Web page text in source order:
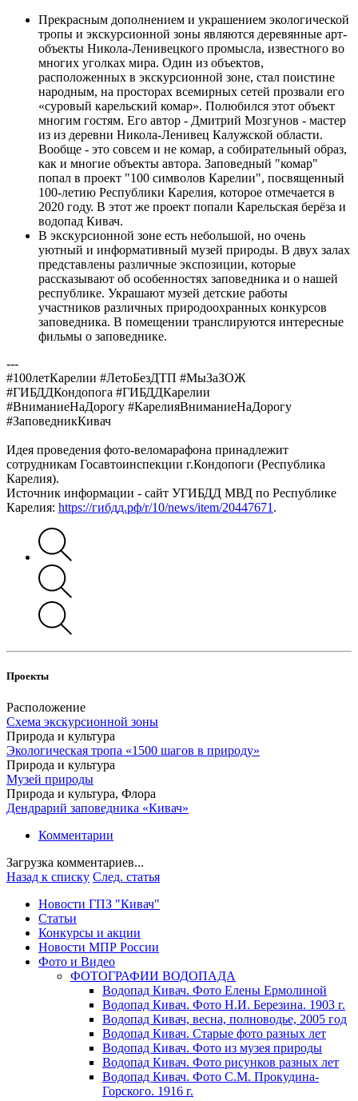
Прекрасным дополнением и украшением экологической
тропы и экскурсионной зоны являются деревянные арт-
объекты Никола-Ленивецкого промысла, известного во
многих уголках мира. Один из объектов,
расположенных в экскурсионной зоне, стал поистине
народным, на просторах всемирных сетей прозвали его
«суровый карельский комар». Полюбился этот объект
многим гостям. Его автор - Дмитрий Мозгунов - мастер
из из деревни Никола-Ленивец Калужской области.
Вообще - это совсем и не комар, а собирательный образ,
как и многие объекты автора. Заповедный "комар"
попал в проект "100 символов Карелии", посвященный
100-летию Республики Карелия, которое отмечается в
2020 году. В этот же проект попали Карельская берёза и
водопад Кивач.
В экскурсионной зоне есть небольшой, но очень
уютный и информативный музей природы. В двух залах
представлены различные экспозиции, которые
рассказывают об особенностях заповедника и о нашей
республике. Украшают музей детские работы
участников различных природоохранных конкурсов
заповедника. В помещении транслируются интересные
фильмы о заповеднике.
---
#100летКарелии #ЛетоБезДТП #МыЗаЗОЖ
#ГИБДДКондопога #ГИБДДКарелии
#ВниманиеНаДорогу #КарелияВниманиеНаДорогу
#ЗаповедникКивач
Идея проведения фото-веломарафона принадлежит
сотрудникам Госавтоинспекции г.Кондопоги (Республика
Карелия).
Источник информации - сайт УГИБДД МВД по Республике
Карелия: https://гибдд.рф/r/10/news/item/20447671 .
Проекты
Расположение
Схема экскурсионной зоны
Природа и культура
Экологическая тропа «1500 шагов в природу»
Природа и культура
Музей природы
Природа и культура, Флора
Дендрарий заповедника «Кивач»
Комментарии
Загрузка комментариев...
Назад к списку След. статья
Новости ГПЗ "Кивач"
Статьи
Конкурсы и акции
Новости МПР России
Фото и Видео
ФОТОГРАФИИ ВОДОПАДА
Водопад Кивач. Фото Елены Ермолиной
Водопад Кивач. Фото Н.И. Березина. 1903 г.
Водопад Кивач, весна, полноводье, 2005 год
Водопад Кивач. Старые фото разных лет
Водопад Кивач. Фото из музея природы
Водопад Кивач. Фото рисунков разных лет
Водопад Кивач. Фото С.М. Прокудина-
Горского. 1916 г.